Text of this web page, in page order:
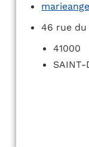
46 rue du
41000
SAINT-